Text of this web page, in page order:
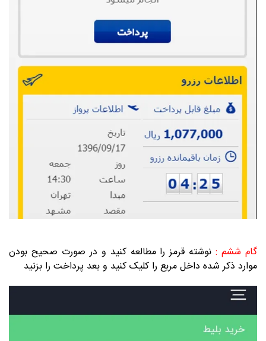
گام ششم : نوشته قرمز را مطالعه کنید و در صورت صحیح بودن
موارد ذکر شده داخل مربع را کلیک کنید و بعد پرداخت را بزنید